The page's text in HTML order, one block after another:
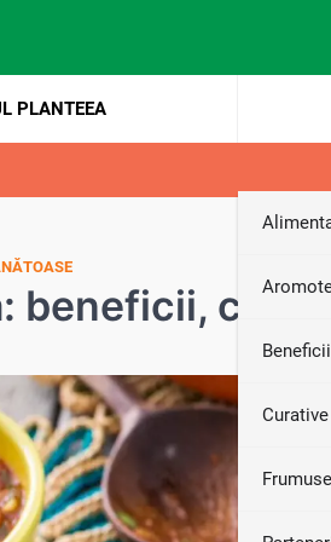
PLANTEEA
Curative
beneficii,